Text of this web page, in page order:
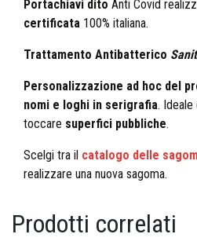
Portachiavi dito Anti Covid
certificata 100% italiana.
Trattamento Antibatterico
Personalizzazione ad hoc del
nomi e loghi in serigrafia. Ideale
toccare superfici pubbliche.
Scelgi tra il catalogo delle
realizzare una nuova sagoma.
Prodotti correlati